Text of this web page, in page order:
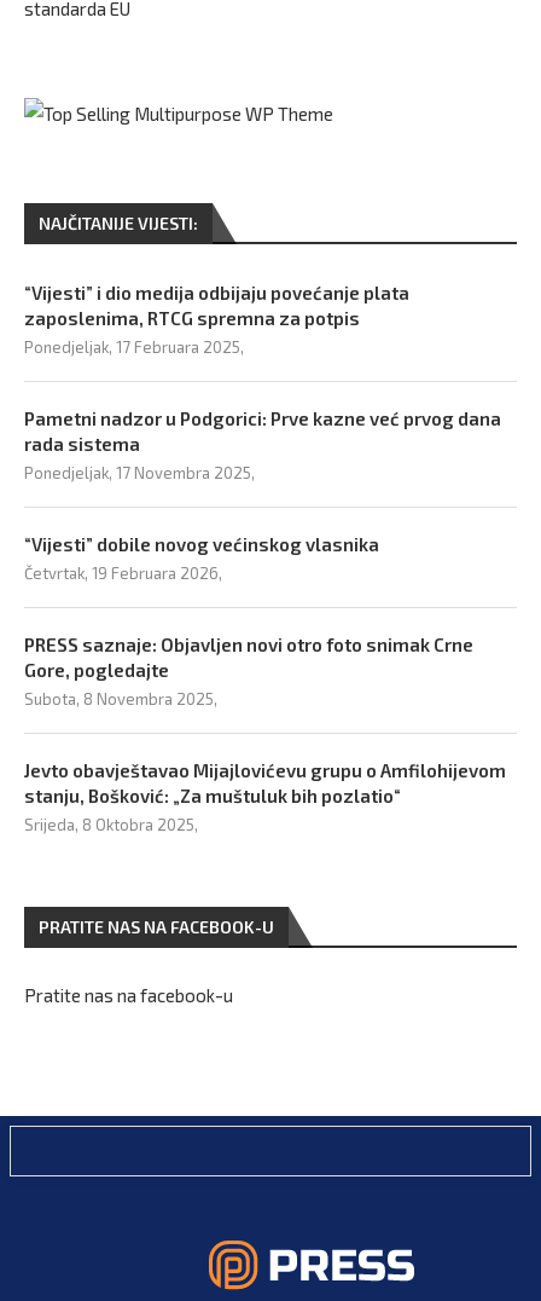
standarda EU
NAJČITANIJE VIJESTI:
“Vijesti” i dio medija odbijaju povećanje plata
zaposlenima, RTCG spremna za potpis
Ponedjeljak, 17 Februara 2025,
Pametni nadzor u Podgorici: Prve kazne već prvog dana
rada sistema
Ponedjeljak, 17 Novembra 2025,
“Vijesti” dobile novog većinskog vlasnika
Četvrtak, 19 Februara 2026,
PRESS saznaje: Objavljen novi otro foto snimak Crne
Gore, pogledajte
Subota, 8 Novembra 2025,
Jevto obavještavao Mijajlovićevu grupu o Amfilohijevom
stanju, Bošković: „Za muštuluk bih pozlatio“
Srijeda, 8 Oktobra 2025,
PRATITE NAS NA FACEBOOK-U
Pratite nas na facebook-u